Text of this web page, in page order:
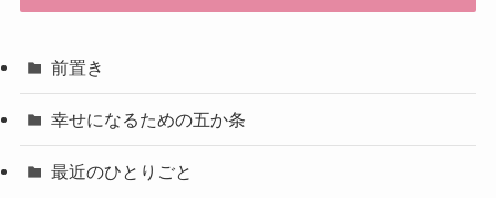
前置き
幸せになるための五か条
最近のひとりごと